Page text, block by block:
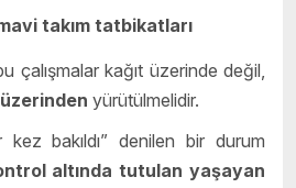
mavi takım tatbikatları
çalışmalar kağıt üzerinde değil,
yürütülmelidir.
bakıldı” denilen bir durum
altında tutulan yaşayan